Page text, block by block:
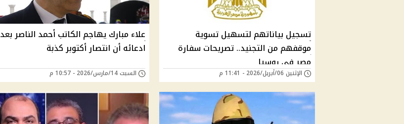
تسجيل بياناتهم لتسهيل تسوية
موقفهم من التجنيد.. تصريحات سفارة
مصر في روسيا
الإثنين 06/أبريل/2026 - 11:41 م
علاء مبارك يهاجم الكاتب أحمد الناصر بعد
ادعائه أن انتصار أكتوبر كذبة
السبت 14/مارس/2026 - 10:57 م